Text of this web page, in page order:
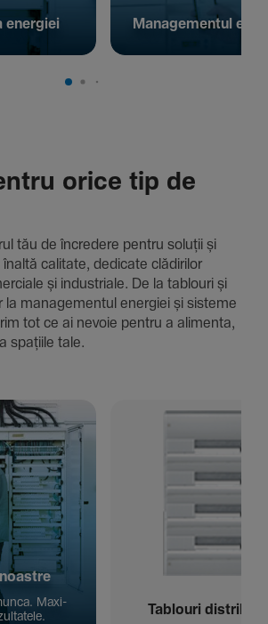
energiei Managementul
orice tip de
tău de încre­dere pentru soluții și
înaltă cali­tate, dedi­cate clădi­rilor
și indus­triale. De la tablouri și
la managementul energiei și sisteme
tot ce ai nevoie pentru a alimenta,
spațiile tale.
Maxi­
Tablouri